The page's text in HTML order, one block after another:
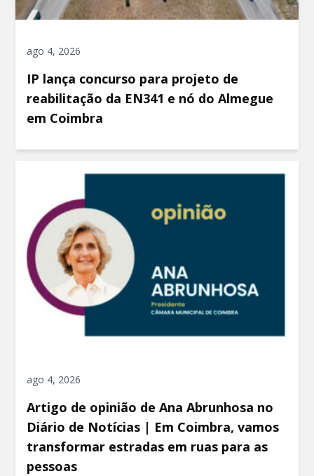
ago 4, 2026
IP lança concurso para projeto de
reabilitação da EN341 e nó do Almegue
em Coimbra
ago 4, 2026
Artigo de opinião de Ana Abrunhosa no
Diário de Notícias | Em Coimbra, vamos
transformar estradas em ruas para as
pessoas